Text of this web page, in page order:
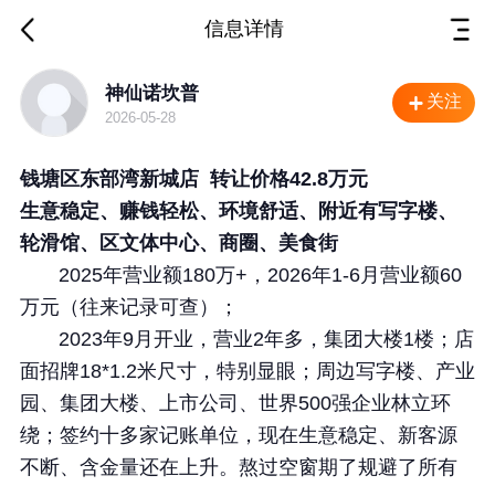
信息详情
浙江 杭州 店面转让
神仙诺坎普
2026-05-28
关注
钱塘区东部湾新城店 转让价格42.8万元
生意稳定、赚钱轻松、环境舒适、附近有写字楼、
轮滑馆、区文体中心、商圈、美食街
2025年营业额180万+，2026年1-6月营业额60
万元（往来记录可查）；
2023年9月开业，营业2年多，集团大楼1楼；店
面招牌18*1.2米尺寸，特别显眼；周边写字楼、产业
园、集团大楼、上市公司、世界500强企业林立环
绕；签约十多家记账单位，现在生意稳定、新客源
不断、含金量还在上升。熬过空窗期了规避了所有